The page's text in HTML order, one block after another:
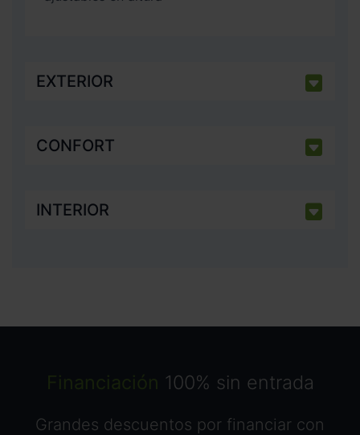
EXTERIOR
CONFORT
INTERIOR
Financiación 100% sin entrada
Grandes descuentos por financiar con